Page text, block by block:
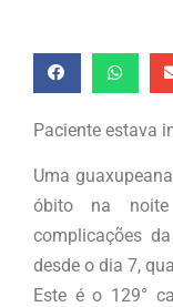
Paciente estava
Uma
óbito na
complicações
desde o dia 7,
Este é o 129°